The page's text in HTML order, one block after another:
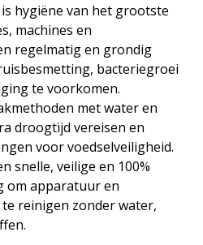
hygiëne van het grootste
machines en
regelmatig en grondig
bacteriegroei
te voorkomen.
met water en
droogtijd vereisen en
voor voedselveiligheid.
snelle, veilige en 100%
om apparatuur en
reinigen zonder water,